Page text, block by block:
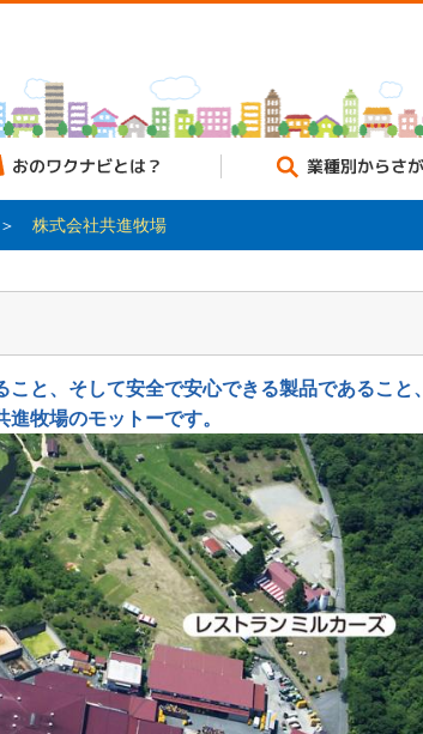
株式会社共進牧場
と、そして安全で安心できる製品であること、
牧場のモットーです。